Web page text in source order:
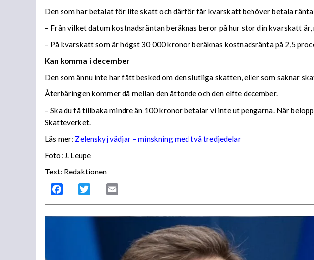
Den som har betalat för lite skatt och därför får kvarskatt behöver betala ränta
– Från vilket datum kostnadsräntan beräknas beror på hur stor din kvarskatt
– På kvarskatt som är högst 30 000 kronor beräknas kostnadsränta på 2,5
Kan komma i december
Den som ännu inte har fått besked om den slutliga skatten, eller som saknar
Återbäringen kommer då mellan den åttonde och den elfte december.
– Ska du få tillbaka mindre än 100 kronor betalar vi inte ut pengarna. När
Skatteverket.
Läs mer: Zelenskyj vädjar – minskning med två tredjedelar
Foto: J. Leupe
Text: Redaktionen
Facebook Twitter